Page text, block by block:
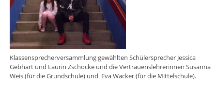
Klassensprecherversammlung gewählten Schülersprecher Jessica
Gebhart und Laurin Zschocke und die Vertrauenslehrerinnen Susanna
Weis (für die Grundschule) und Eva Wacker (für die Mittelschule).